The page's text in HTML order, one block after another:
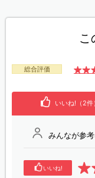
こ
総合評価
いいね!（2件）
みんなが参
いいね!